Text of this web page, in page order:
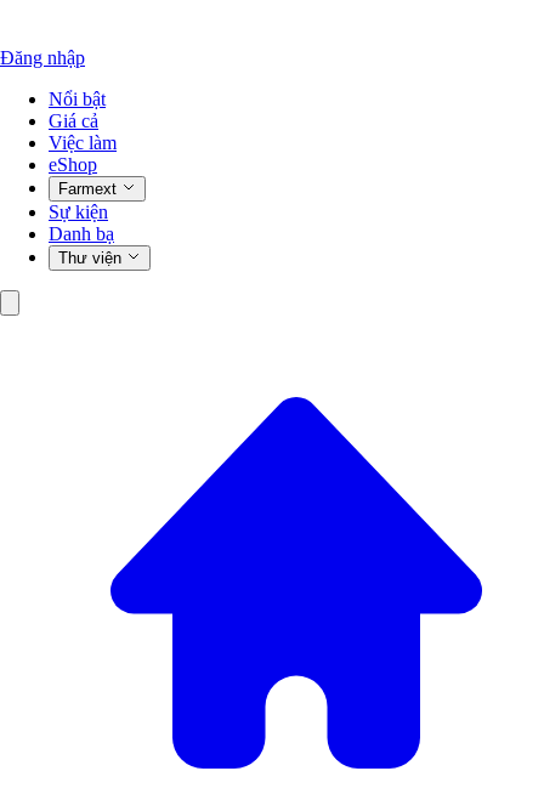
Đăng nhập
Nổi bật
Giá cả
Việc làm
eShop
Farmext
Sự kiện
Danh bạ
Thư viện